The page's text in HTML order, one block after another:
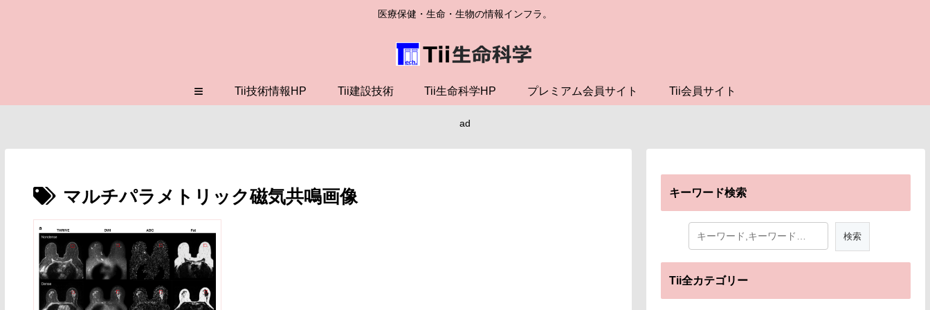
医療保健・生命・生物の情報インフラ。
≡ Tii技術情報HP Tii建設技術 Tii生命科学HP プレミアム会員サイト Tii会員サイト
ad
マルチパラメトリック磁気共鳴画像 キーワード検索
Tii全カテゴリー